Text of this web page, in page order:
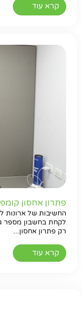
קרא עוד
פתרון אחסון
החשיבות של ארונות
לקחת בחשבון מספר
רק פתרון אחסון...
קרא עוד